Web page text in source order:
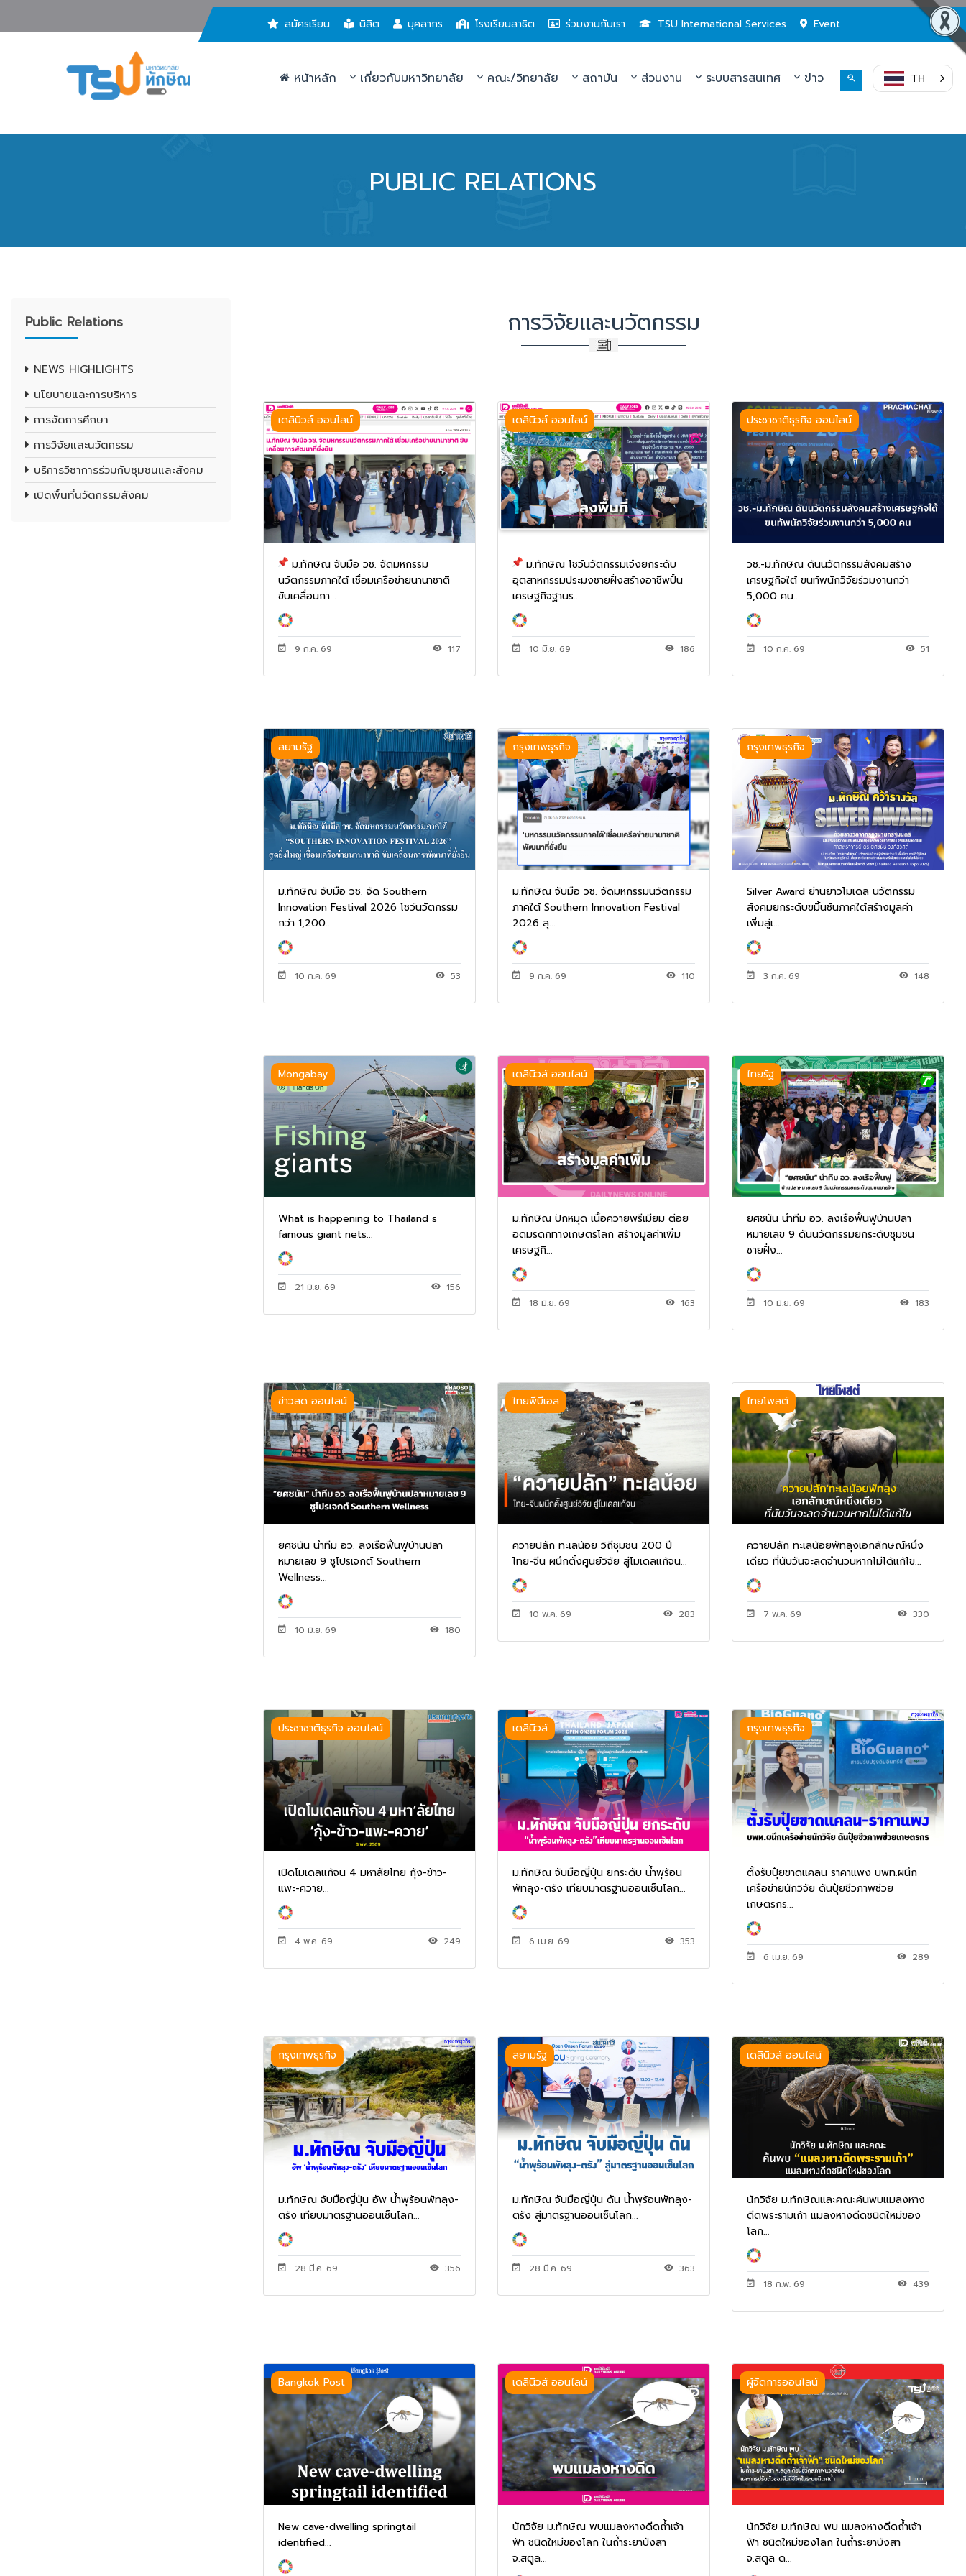
สมัครเรียน นิสิต บุคลากร โรงเรียนสาธิต ร่วมงานกับเรา TSU International Services Event
หน้าหลัก เกี่ยวกับมหาวิทยาลัย คณะ/วิทยาลัย สถาบัน ส่วนงาน ระบบสารสนเทศ ข่าว TH
PUBLIC RELATIONS
Public Relations
NEWS HIGHLIGHTS
นโยบายและการบริหาร
การจัดการศึกษา
การวิจัยและนวัตกรรม
บริการวิชาการร่วมกับชุมชนและสังคม
เปิดพื้นที่นวัตกรรมสังคม
การวิจัยและนวัตกรรม
เดลินิวส์ ออนไลน์
ม.ทักษิณ จับมือ วช. จัดมหกรรม
นวัตกรรมภาคใต้ เชื่อมเครือข่ายนานาชาติ
ขับเคลื่อนกา...
9 ก.ค. 69 117
เดลินิวส์ ออนไลน์
ม.ทักษิณ โชว์นวัตกรรมเจ๋งยกระดับ
อุตสาหกรรมประมงชายฝั่งสร้างอาชีพปั้น
เศรษฐกิจฐานร...
10 มิ.ย. 69 186
ประชาชาติธุรกิจ ออนไลน์
วช.-ม.ทักษิณ ดันนวัตกรรมสังคมสร้าง
เศรษฐกิจใต้ ขนทัพนักวิจัยร่วมงานกว่า
5,000 คน...
10 ก.ค. 69 51
สยามรัฐ
ม.ทักษิณ จับมือ วช. จัด Southern
Innovation Festival 2026 โชว์นวัตกรรม
กว่า 1,200...
10 ก.ค. 69 53
กรุงเทพธุรกิจ
ม.ทักษิณ จับมือ วช. จัดมหกรรมนวัตกรรม
ภาคใต้ Southern Innovation Festival
2026 สุ...
9 ก.ค. 69 110
กรุงเทพธุรกิจ
Silver Award ย่านยาวโมเดล นวัตกรรม
สังคมยกระดับขมิ้นชันภาคใต้สร้างมูลค่า
เพิ่มสู่เ...
3 ก.ค. 69 148
Mongabay
What is happening to Thailand s
famous giant nets...
21 มิ.ย. 69 156
เดลินิวส์ ออนไลน์
ม.ทักษิณ ปักหมุด เนื้อควายพรีเมียม ต่อย
อดมรดกทางเกษตรโลก สร้างมูลค่าเพิ่ม
เศรษฐกิ...
18 มิ.ย. 69 163
ไทยรัฐ
ยศชนัน นำทีม อว. ลงเรือฟื้นฟูบ้านปลา
หมายเลข 9 ดันนวัตกรรมยกระดับชุมชน
ชายฝั่ง...
10 มิ.ย. 69 183
ข่าวสด ออนไลน์
ยศชนัน นำทีม อว. ลงเรือฟื้นฟูบ้านปลา
หมายเลข 9 ชูโปรเจกต์ Southern
Wellness...
10 มิ.ย. 69 180
ไทยพีบีเอส
ควายปลัก ทะเลน้อย วิถีชุมชน 200 ปี
ไทย-จีน ผนึกตั้งศูนย์วิจัย สู่โมเดลแก้จน...
10 พ.ค. 69 283
ไทยโพสต์
ควายปลัก ทะเลน้อยพัทลุงเอกลักษณ์หนึ่ง
เดียว ที่นับวันจะลดจำนวนหากไม่ได้แก้ไข...
7 พ.ค. 69 330
ประชาชาติธุรกิจ ออนไลน์
เปิดโมเดลแก้จน 4 มหาลัยไทย กุ้ง-ข้าว-
แพะ-ควาย...
4 พ.ค. 69 249
เดลินิวส์
ม.ทักษิณ จับมือญี่ปุ่น ยกระดับ น้ำพุร้อน
พัทลุง-ตรัง เทียบมาตรฐานออนเซ็นโลก...
6 เม.ย. 69 353
กรุงเทพธุรกิจ
ตั้งรับปุ๋ยขาดแคลน ราคาแพง บพท.ผนึก
เครือข่ายนักวิจัย ดันปุ๋ยชีวภาพช่วย
เกษตรกร...
6 เม.ย. 69 289
กรุงเทพธุรกิจ
ม.ทักษิณ จับมือญี่ปุ่น อัพ น้ำพุร้อนพัทลุง-
ตรัง เทียบมาตรฐานออนเซ็นโลก...
28 มี.ค. 69 356
สยามรัฐ
ม.ทักษิณ จับมือญี่ปุ่น ดัน น้ำพุร้อนพัทลุง-
ตรัง สู่มาตรฐานออนเซ็นโลก...
28 มี.ค. 69 363
เดลินิวส์ ออนไลน์
นักวิจัย ม.ทักษิณและคณะค้นพบแมลงหาง
ดีดพระรามเก้า แมลงหางดีดชนิดใหม่ของ
โลก...
18 ก.พ. 69 439
Bangkok Post
New cave-dwelling springtail
identified...
เดลินิวส์ ออนไลน์
นักวิจัย ม.ทักษิณ พบแมลงหางดีดถ้ำเจ้า
ฟ้า ชนิดใหม่ของโลก ในถ้ำระยาบังสา
จ.สตูล...
ผู้จัดการออนไลน์
นักวิจัย ม.ทักษิณ พบ แมลงหางดีดถ้ำเจ้า
ฟ้า ชนิดใหม่ของโลก ในถ้ำระยาบังสา
จ.สตูล ด...